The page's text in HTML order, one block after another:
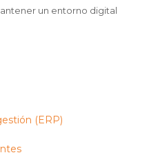
un entorno digital
(ERP)